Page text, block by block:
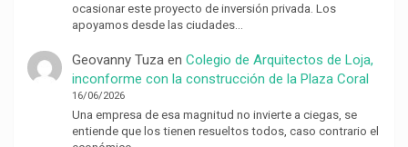
ocasionar este proyecto de inversión privada. Los
apoyamos desde las ciudades…
Geovanny Tuzaen Colegio de Arquitectos de Loja,
inconforme con la construcción de la Plaza Coral
16/06/2026
Una empresa de esa magnitud no invierte a ciegas, se
entiende que los tienen resueltos todos, caso contrario el